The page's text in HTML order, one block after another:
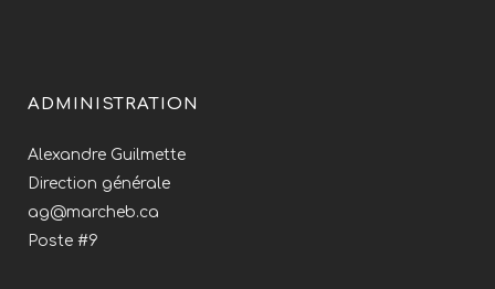
ADMINISTRATION
Alexandre Guilmette
Direction générale
ag@marcheb.ca
Poste #9